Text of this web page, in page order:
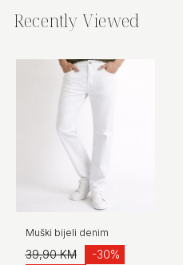
Recently Viewed
Muški bijeli denim
39,90 KM
-30%